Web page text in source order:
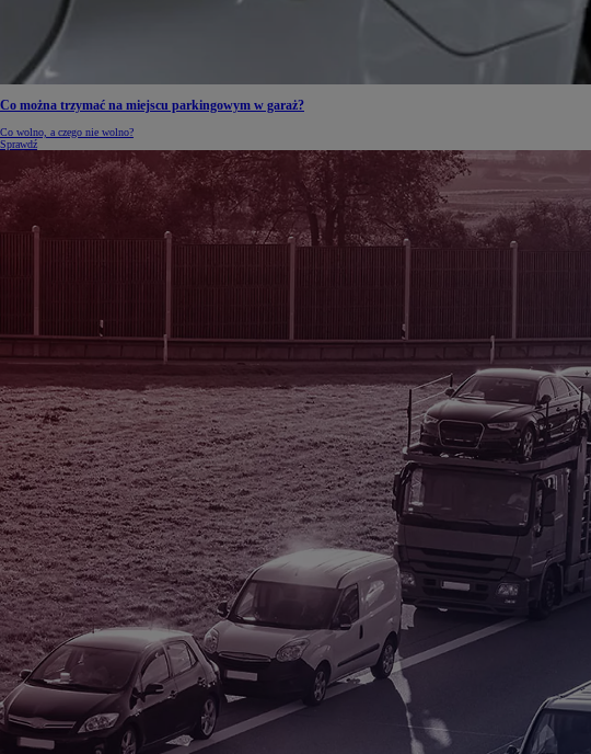
Corolla Hatchback
HYBRID
Co można trzymać na miejscu parkingowym w garaż?
Co wolno, a czego nie wolno?
Sprawdź